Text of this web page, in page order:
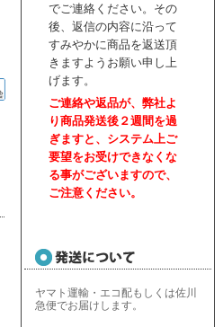
でご連絡ください。 その
後、返信の内容に沿って
すみやかに商品を返送頂
きますようお願い申し上
げます。
ご連絡や返品が、弊社よ
り商品発送後２週間を過
ぎますと、 システム上ご
要望をお受けできなくな
る事がございますので、
ご注意ください。
ヤマト運輸・エコ配もしくは佐川
急便でお届けします。